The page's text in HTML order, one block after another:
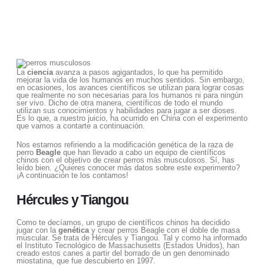
La ciencia avanza a pasos agigantados, lo que ha permitido
mejorar la vida de los humanos en muchos sentidos. Sin embargo,
en ocasiones, los avances científicos se utilizan para lograr cosas
que realmente no son necesarias para los humanos ni para ningún
ser vivo. Dicho de otra manera, científicos de todo el mundo
utilizan sus conocimientos y habilidades para jugar a ser dioses.
Es lo que, a nuestro juicio, ha ocurrido en China con el experimento
que vamos a contarte a continuación.
Nos estamos refiriendo a la modificación genética de la raza de
perro Beagle que han llevado a cabo un equipo de científicos
chinos con el objetivo de crear perros más musculosos. Sí, has
leído bien. ¿Quieres conocer más datos sobre este experimento?
¡A continuación te los contamos!
Hércules y Tiangou
Como te decíamos, un grupo de científicos chinos ha decidido
jugar con la genética y crear perros Beagle con el doble de masa
muscular. Se trata de Hércules y Tiangou. Tal y como ha informado
el Instituto Tecnológico de Massachusetts (Estados Unidos), han
creado estos canes a partir del borrado de un gen denominado
miostatina, que fue descubierto en 1997.